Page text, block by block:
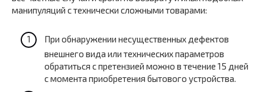
манипуляций с технически сложными товарами:
При обнаружении несущественных дефектов
внешнего вида или технических параметров
обратиться с претензией можно в течение 15 дней
с момента приобретения бытового устройства.